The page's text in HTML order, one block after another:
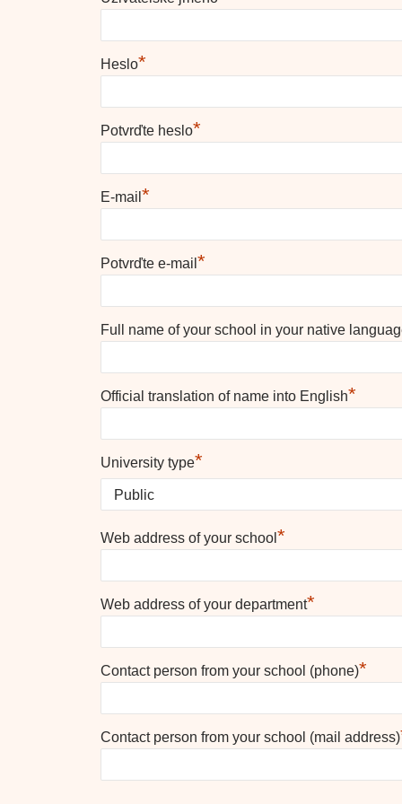
Heslo*
Potvrďte heslo*
E-mail *
Potvrďte e-mail *
Full name of your school in your native
Official translation of name into English*
University type*
Web address of your school *
Web address of your department*
Contact person from your school (phone)*
Contact person from your school (mail address)